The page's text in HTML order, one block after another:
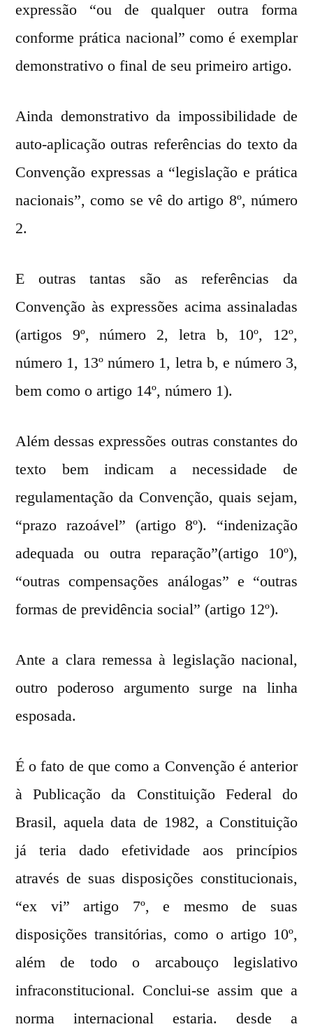
expressão “ou de qualquer outra forma
conforme prática nacional” como é exemplar
demonstrativo o final de seu primeiro artigo.
Ainda demonstrativo da impossibilidade de
auto-aplicação outras referências do texto da
Convenção expressas a “legislação e prática
nacionais”, como se vê do artigo 8º, número
2.
E outras tantas são as referências da
Convenção às expressões acima assinaladas
(artigos 9º, número 2, letra b, 10º, 12º,
número 1, 13º número 1, letra b, e número 3,
bem como o artigo 14º, número 1).
Além dessas expressões outras constantes do
texto bem indicam a necessidade de
regulamentação da Convenção, quais sejam,
“prazo razoável” (artigo 8º). “indenização
adequada ou outra reparação”(artigo 10º),
“outras compensações análogas” e “outras
formas de previdência social” (artigo 12º).
Ante a clara remessa à legislação nacional,
outro poderoso argumento surge na linha
esposada.
É o fato de que como a Convenção é anterior
à Publicação da Constituição Federal do
Brasil, aquela data de 1982, a Constituição
já teria dado efetividade aos princípios
através de suas disposições constitucionais,
“ex vi” artigo 7º, e mesmo de suas
disposições transitórias, como o artigo 10º,
além de todo o arcabouço legislativo
infraconstitucional. Conclui-se assim que a
norma internacional estaria. desde a